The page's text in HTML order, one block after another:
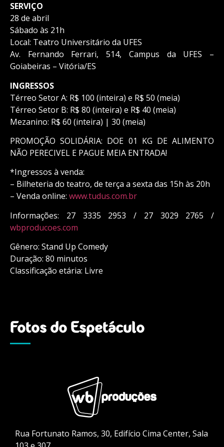
SERVIÇO
28 de abril
Sábado às 21h
Local: Teatro Universitário da UFES
Av. Fernando Ferrari, 514, Campus da UFES –
Goiabeiras – Vitória/ES
INGRESSOS
Térreo Setor A: R$ 100 (inteira) e R$ 50 (meia)
Térreo Setor B: R$ 80 (inteira) e R$ 40 (meia)
Mezanino: R$ 60 (inteira) | 30 (meia)
PROMOÇÃO SOLIDÁRIA: DOE 01 KG DE ALIMENTO
NÃO PERECIVEL E PAGUE MEIA ENTRADA!
*Ingressos à venda:
– Bilheteria do teatro, de terça a sexta das 15h às 20h
– Venda online: www.tudus.com.br
Informações: 27 3335 2953 / 27 3029 2765 /
wbproducoes.com
Gênero: Stand Up Comedy
Duração: 80 minutos
Classificação etária: Livre
Fotos do Espetáculo
Rua Fortunato Ramos, 30, Edifício Cima Center, Sala